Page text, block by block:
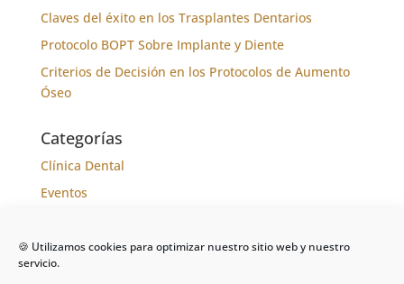
🍪 Utilizamos cookies para optimizar nuestro sitio web y nuestro
servicio.
Claves del éxito en los Trasplantes Dentarios
Protocolo BOPT Sobre Implante y Diente
Criterios de Decisión en los Protocolos de Aumento
Óseo
Categorías
Clínica Dental
Eventos
Noticias